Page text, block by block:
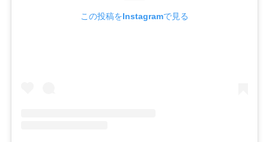
この投稿をInstagramで見る